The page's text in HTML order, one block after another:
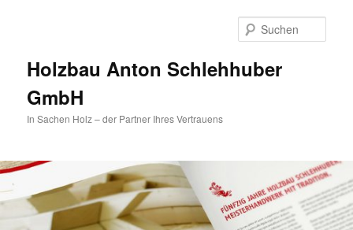
Holzbau Anton Schlehhuber
GmbH
In Sachen Holz – der Partner Ihres Vertrauens